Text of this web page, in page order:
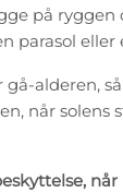
på ryggen
parasol eller
gå-alderen,
når solens